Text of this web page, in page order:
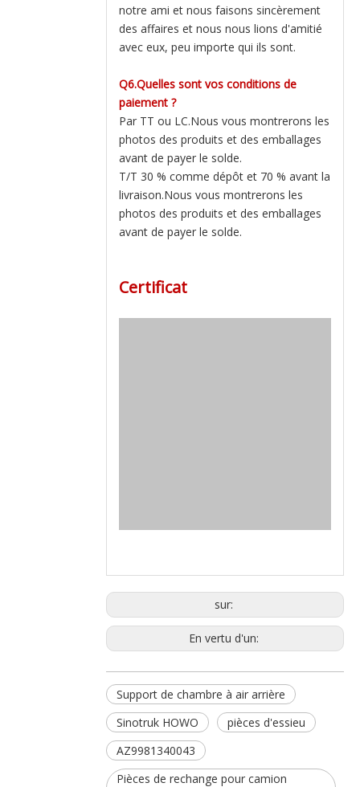
notre ami et nous faisons sincèrement
des affaires et nous nous lions d'amitié
avec eux, peu importe qui ils sont.
Q6.Quelles sont vos conditions de
paiement ?
Par TT ou LC.Nous vous montrerons les
photos des produits et des emballages
avant de payer le solde.
T/T 30 % comme dépôt et 70 % avant la
livraison.Nous vous montrerons les
photos des produits et des emballages
avant de payer le solde.
Certificat
sur:
En vertu d'un:
Support de chambre à air arrière
Sinotruk HOWO
pièces d'essieu
AZ9981340043
Pièces de rechange pour camion